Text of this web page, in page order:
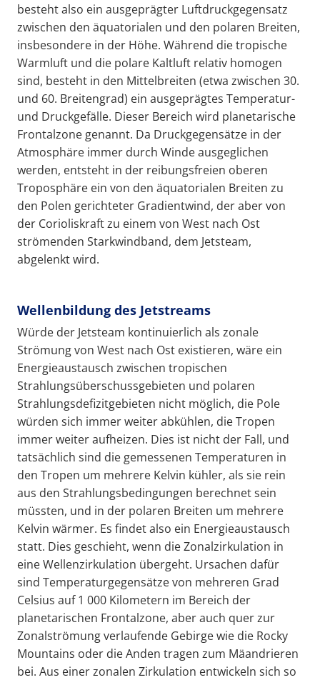
besteht also ein ausgeprägter Luftdruckgegensatz
zwischen den äquatorialen und den polaren Breiten,
insbesondere in der Höhe. Während die tropische
Warmluft und die polare Kaltluft relativ homogen
sind, besteht in den Mittelbreiten (etwa zwischen 30.
und 60. Breitengrad) ein ausgeprägtes Temperatur-
und Druckgefälle. Dieser Bereich wird planetarische
Frontalzone genannt. Da Druckgegensätze in der
Atmosphäre immer durch Winde ausgeglichen
werden, entsteht in der reibungsfreien oberen
Troposphäre ein von den äquatorialen Breiten zu
den Polen gerichteter Gradientwind, der aber von
der Corioliskraft zu einem von West nach Ost
strömenden Starkwindband, dem Jetsteam,
abgelenkt wird.
Wellenbildung des Jetstreams
Würde der Jetsteam kontinuierlich als zonale
Strömung von West nach Ost existieren, wäre ein
Energieaustausch zwischen tropischen
Strahlungsüberschussgebieten und polaren
Strahlungsdefizitgebieten nicht möglich, die Pole
würden sich immer weiter abkühlen, die Tropen
immer weiter aufheizen. Dies ist nicht der Fall, und
tatsächlich sind die gemessenen Temperaturen in
den Tropen um mehrere Kelvin kühler, als sie rein
aus den Strahlungsbedingungen berechnet sein
müssten, und in der polaren Breiten um mehrere
Kelvin wärmer. Es findet also ein Energieaustausch
statt. Dies geschieht, wenn die Zonalzirkulation in
eine Wellenzirkulation übergeht. Ursachen dafür
sind Temperaturgegensätze von mehreren Grad
Celsius auf 1 000 Kilometern im Bereich der
planetarischen Frontalzone, aber auch quer zur
Zonalströmung verlaufende Gebirge wie die Rocky
Mountains oder die Anden tragen zum Mäandrieren
bei. Aus einer zonalen Zirkulation entwickeln sich so